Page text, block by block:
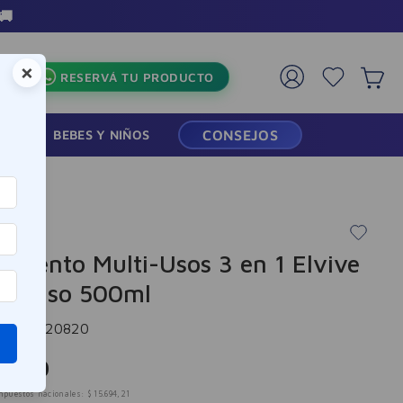
RESERVÁ TU PRODUCTO
BEBES Y NIÑOS CONSEJOS
Multi-Usos 3 en 1 Elvive
Liso 500ml
-320820
990
nacionales: $ 15.694, 21
×